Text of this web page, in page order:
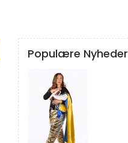
Populære Nyheder